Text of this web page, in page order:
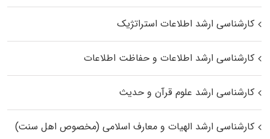
کارشناسی ارشد اطلاعات استراتژیک
کارشناسی ارشد اطلاعات و حفاظت اطلاعات
کارشناسی ارشد علوم قرآن و حدیث
کارشناسی ارشد الهیات و معارف اسلامی (مخصوص اهل سنت)